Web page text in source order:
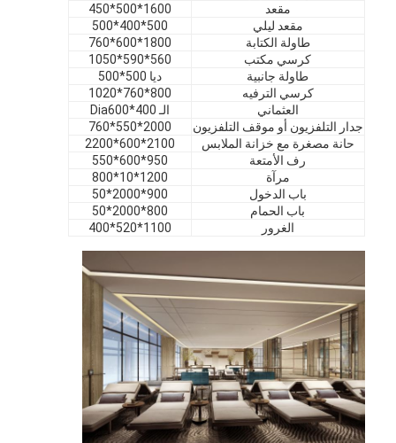
فيديوهات
جولة في المصنع
مراقبة الجودة
القضايا
الأسئلة الشائعة
نتحدث الآن
مقعد
1600*500*450
مقعد ليلي
500*400*500
طاولة الكتابة
1800*600*760
كرسي مكتب
560*590*1050
طاولة جانبية
ديا 500*500
كرسي الترفيه
800*760*1020
العثماني
الـ Dia600*400
جدار التلفزيون أو موقف التلفزيون
2000*550*760
حانة مصغرة مع خزانة الملابس
2100*600*2200
رف الأمتعة
950*600*550
مرآة
1200*10*800
باب الدخول
900*2000*50
باب الحمام
800*2000*50
الغرور
1100*520*400